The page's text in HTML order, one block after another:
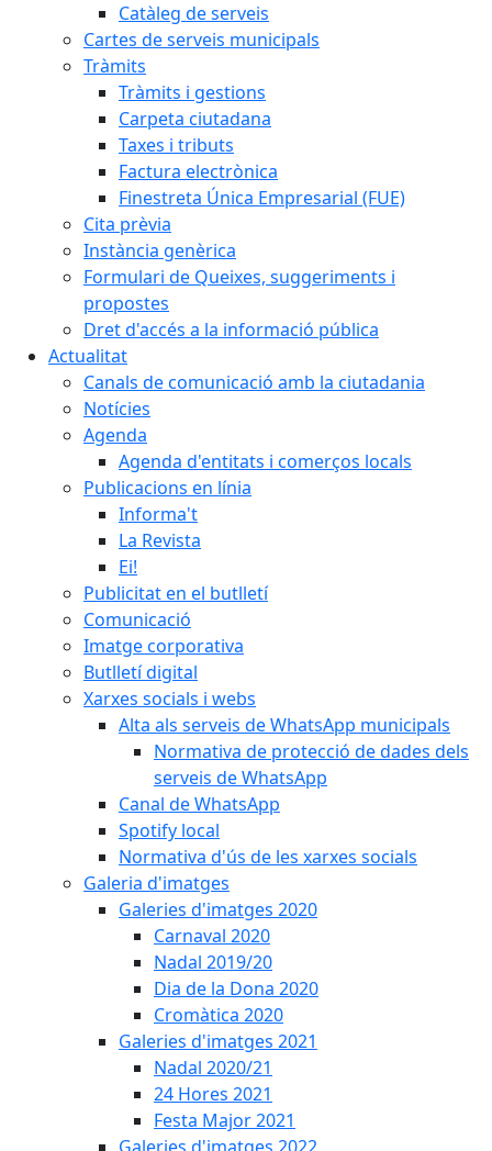
Catàleg de serveis
Cartes de serveis municipals
Tràmits
Tràmits i gestions
Carpeta ciutadana
Taxes i tributs
Factura electrònica
Finestreta Única Empresarial (FUE)
Cita prèvia
Instància genèrica
Formulari de Queixes, suggeriments i
propostes
Dret d'accés a la informació pública
Actualitat
Canals de comunicació amb la ciutadania
Notícies
Agenda
Agenda d'entitats i comerços locals
Publicacions en línia
Informa't
La Revista
Ei!
Publicitat en el butlletí
Comunicació
Imatge corporativa
Butlletí digital
Xarxes socials i webs
Alta als serveis de WhatsApp municipals
Normativa de protecció de dades dels
serveis de WhatsApp
Canal de WhatsApp
Spotify local
Normativa d'ús de les xarxes socials
Galeria d'imatges
Galeries d'imatges 2020
Carnaval 2020
Nadal 2019/20
Dia de la Dona 2020
Cromàtica 2020
Galeries d'imatges 2021
Nadal 2020/21
24 Hores 2021
Festa Major 2021